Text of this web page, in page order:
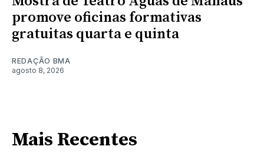
promove oficinas formativas
gratuitas quarta e quinta
REDAÇÃO BMA
agosto 8, 2026
Mais Recentes